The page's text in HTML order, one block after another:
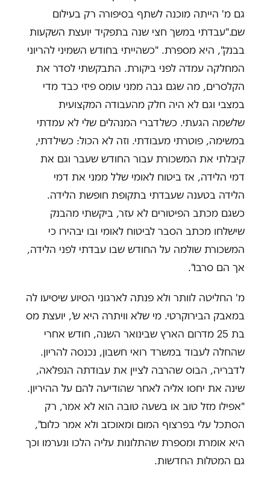
גם מ' הייתה מוכנה לשתף בסיפורה רק בעילום
שם."עבדתי במשך חצי שנה בתפקיד יועצת השקעות
בבנק", היא מספרת. "כשהייתי בחודש השמיני להריוני
המחלקה עמדה לפני ביקורת. התבקשתי לסדר את
הקלסרים, מה שגם גבה ממני עומס פיזי כבד מדי
במצבי וגם לא היה חלק מהעבודה המקצועית
שלשמה הגעתי. כשלדברי המנהלים שלי לא עמדתי
במשימה, פוטרתי מעבודתי. וזה לא הכול: כשילדתי,
קיבלתי את המשכורת עבור החודש שעבר וגם את
דמי הלידה, אז ביטוח לאומי שלל ממני את דמי
הלידה בטענה שעבדתי בתקופת חופשת הלידה.
כשגם מכתב הפיטורים לא עזר, ביקשתי מהבנק
שישלחו מכתב הסבר לביטוח לאומי ובו יבהירו כי
המשכורת שולמה על החודש שבו עבדתי לפני הלידה,
אך הם סרבו".
מ' החליטה לוותר ולא פנתה לארגוני הסיוע שיסיעו לה
במאבק הבירוקרטי. מי שלא וויתרה היא ש', יועצת מס
בת 25 מדרום הארץ שבינואר השנה, חודש אחרי
שהחלה לעבוד במשרד רואי חשבון, נכנסה להריון.
לדבריה, הבוס שהרבה לציין את עבודתה הנפלאה,
שינה את יחסו אליה לאחר שהודיעה להם על ההיריון.
"אפילו מזל טוב או בשעה טובה הוא לא אמר, רק
הסתכל עלי בפרצוף המום ומאוכזב ולא אמר כלום",
היא אומרת ומספרת שהתלונות עליה הלכו ונערמו וכך
גם המטלות החדשות.